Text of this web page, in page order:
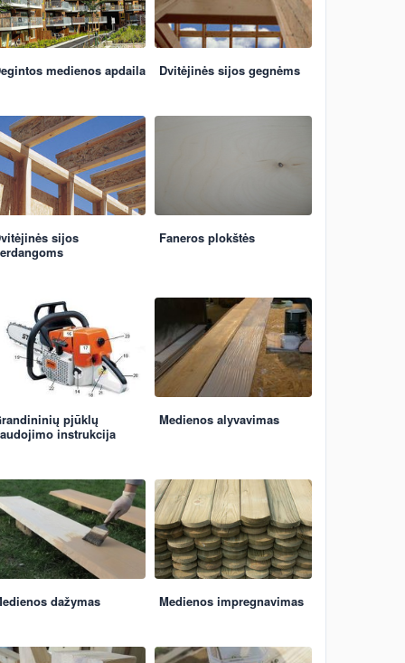
medienos apdaila Dvitėjinės sijos gegnėms
sijos
Faneros plokštės
pjūklų
instrukcija
Medienos alyvavimas
dažymas Medienos impregnavimas